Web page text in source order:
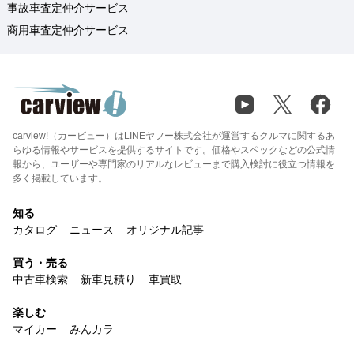
事故車査定仲介サービス
商用車査定仲介サービス
carview!（カービュー）はLINEヤフー株式会社が運営するクルマに関するあ
らゆる情報やサービスを提供するサイトです。価格やスペックなどの公式情
報から、ユーザーや専門家のリアルなレビューまで購入検討に役立つ情報を
多く掲載しています。
知る
カタログ
ニュース オリジナル記事
買う・売る
中古車検索
新車見積り 車買取
楽しむ
マイカー
みんカラ